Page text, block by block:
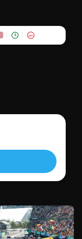
18+